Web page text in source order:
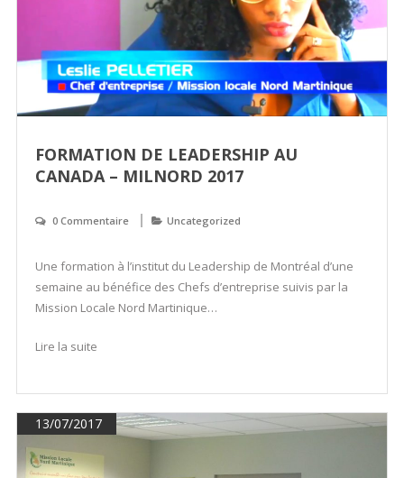
FORMATION DE LEADERSHIP AU
CANADA – MILNORD 2017
0 Commentaire Uncategorized
Une formation à l’institut du Leadership de Montréal d’une
semaine au bénéfice des Chefs d’entreprise suivis par la
Mission Locale Nord Martinique…
Lire la suite
13/07/2017